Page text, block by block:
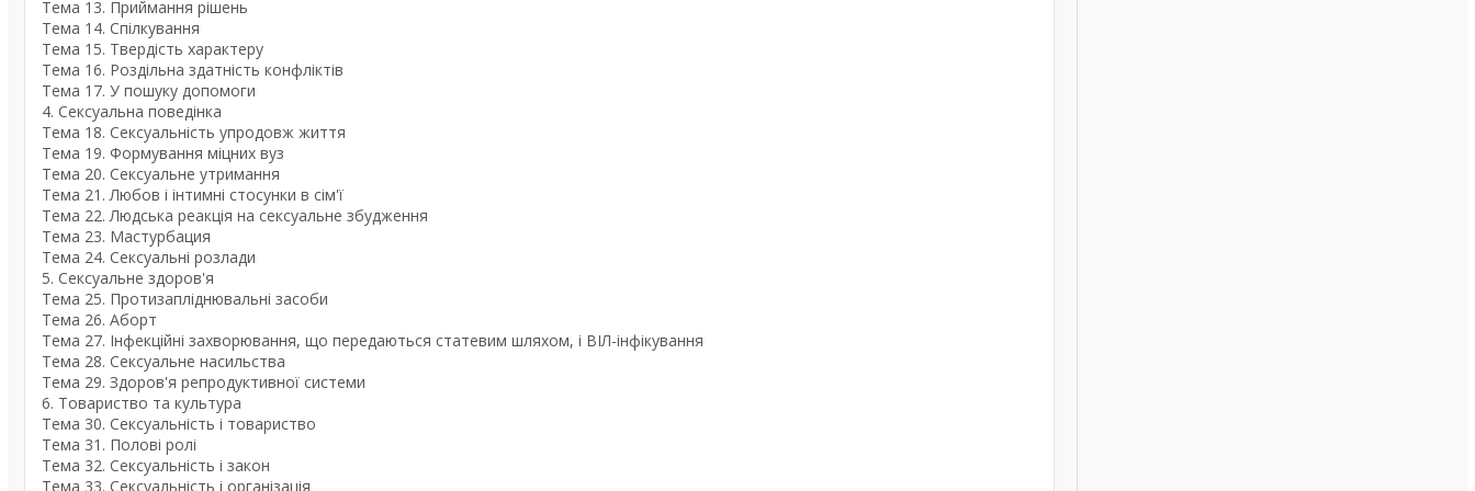
Тема 13. Приймання рішень
Тема 14. Спілкування
Тема 15. Твердість характеру
Тема 16. Роздільна здатність конфліктів
Тема 17. У пошуку допомоги
4. Сексуальна поведінка
Тема 18. Сексуальність упродовж життя
Тема 19. Формування міцних вуз
Тема 20. Сексуальне утримання
Тема 21. Любов і інтимні стосунки в сім'ї
Тема 22. Людська реакція на сексуальне збудження
Тема 23. Мастурбация
Тема 24. Сексуальні розлади
5. Сексуальне здоров'я
Тема 25. Протизапліднювальні засоби
Тема 26. Аборт
Тема 27. Інфекційні захворювання, що передаються статевим шляхом, і ВІЛ-інфікування
Тема 28. Сексуальне насильства
Тема 29. Здоров'я репродуктивної системи
6. Товариство та культура
Тема 30. Сексуальність і товариство
Тема 31. Полові ролі
Тема 32. Сексуальність і закон
Тема 33. Сексуальність і організація